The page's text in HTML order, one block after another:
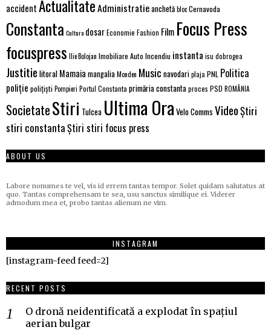
accidentActualitateAdministratieanchetăblocCernavoda
Constanta Cultura dosarEconomie Fashion Film Focus Press
focuspress Ilie Bolojan Imobiliare Auto Incendiu instanta isu dobrogea
Justitie litoral Mamaia mangaliaMonden Music navodariplaja PNL Politica
poliție polițiști Pompieri Portul Constanta primăria constantaproces PSD ROMÂNIA
SocietateStiri Tulcea Ultima Ora Velo Comms VideoȘtiri
stiri constantaȘtiri stiri focus press
ABOUT US
Labore nonumes te vel, vis id errem tantas tempor. Solet quidam salutatus at
quo. Tantas comprehensam te sea, usu sanctus similique ei. Viderer
admodum mea et, probo tantas alienum ne vim.
INSTAGRAM
[instagram-feed feed=2]
RECENT POSTS
O dronă neidentificată a explodat în spațiul
aerian bulgar